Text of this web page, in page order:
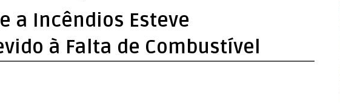
a Incêndios Esteve
à Falta de Combustível